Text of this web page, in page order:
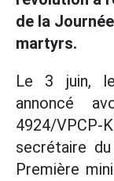
de la
martyrs.
Le 3 juin,
annoncé
4924/
secrétaire
Première